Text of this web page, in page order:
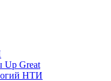
Up Great
НТИ